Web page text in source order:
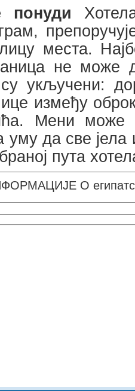
понуди
места.
не може
укључени:
између
Мени
уму да све
пута
О